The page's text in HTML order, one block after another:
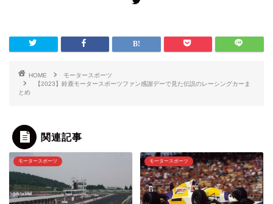
HOME
モータースポーツ
【2023】鈴鹿モータースポーツファン感謝デーで見た伝説のレーシングカーま
とめ
関連記事
モータースポーツ モータースポーツ